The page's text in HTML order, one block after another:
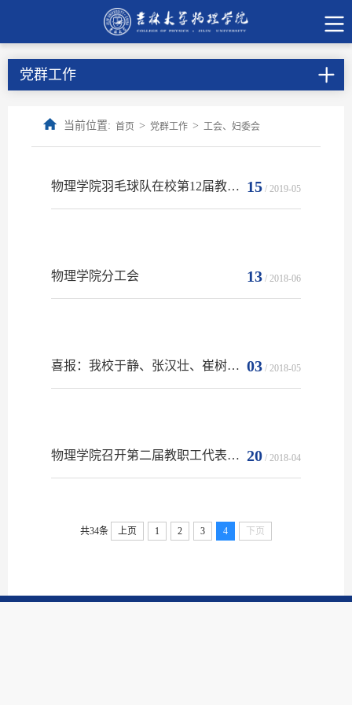
党群工作
当前位置: 首页 > 党群工作 > 工会、妇委会
15 / 2019-05
物理学院羽毛球队在校第12届教职工羽毛球团体赛中取得佳绩
13 / 2018-06
物理学院分工会
03 / 2018-05
喜报：我校于静、张汉壮、崔树森等三名同志受到上级工会表彰
20 / 2018-04
物理学院召开第二届教职工代表大会暨第二届工会会员代表大会
共34条 上页 1 2 3 4 下页